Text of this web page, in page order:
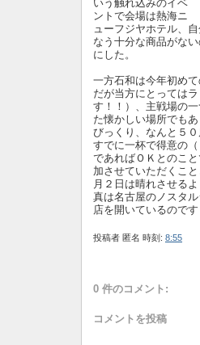
いう触れ込みのイベ
ントで会場は熱海ニ
ューフジヤホテル、
なう十分な商品がな
にした。
一方石和は今年初め
だが当方にとっては
す！！）、主戦場の
た懐かしい場所でも
びっくり、なんと５
すでに一杯で得意の
であればＯＫとのこ
加させていただくこ
月２日は晴れさせる
真は名古屋のノスタ
店を開いているので
投稿者 匿名 時刻: 8:55
0 件のコメント:
コメントを投稿